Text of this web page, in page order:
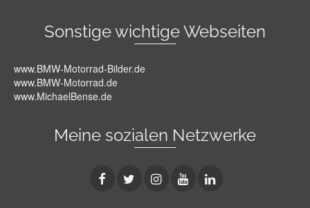
Sonstige wichtige Webseiten
www.BMW-Motorrad-Bilder.de
www.BMW-Motorrad.de
www.MichaelBense.de
Meine sozialen Netzwerke